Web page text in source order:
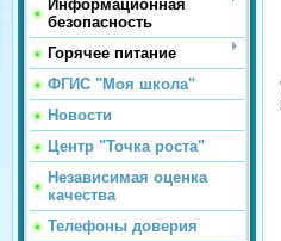
Информационная
безопасность
Горячее питание
ФГИС "Моя школа"
Новости
Центр "Точка роста"
Независимая оценка
качества
Телефоны доверия